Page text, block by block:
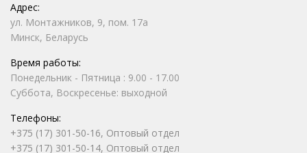
Адрес:
ул. Монтажников, 9, пом. 17а
Минск, Беларусь
Время работы:
Понедельник - Пятница : 9.00 - 17.00
Суббота, Воскресенье: выходной
Телефоны:
+375 (17) 301-50-16, Оптовый отдел
+375 (17) 301-50-14, Оптовый отдел